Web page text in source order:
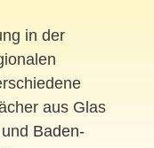
in der
aus Glas
und Baden-